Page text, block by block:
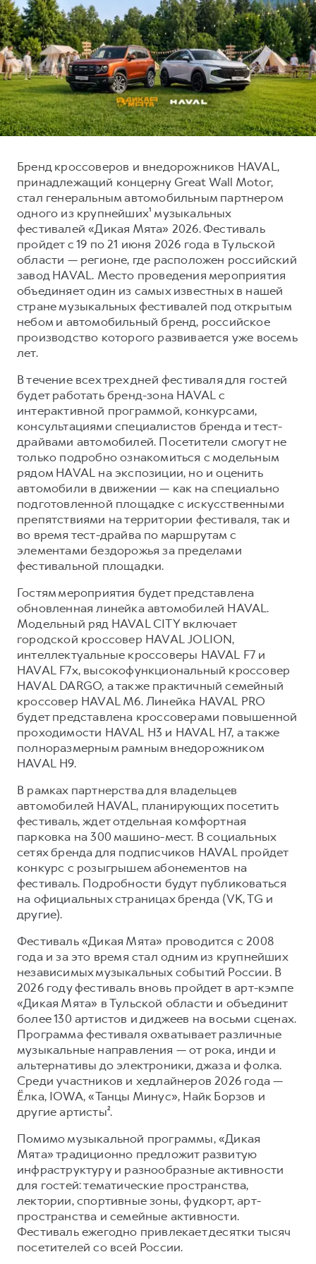
DARGO
от 3 199 000 ₽
DARGO X
от 3 499 000 ₽
F7
от 2 899 000 ₽
F7X
от 3 599 000 ₽
POER
от 3 449 000 ₽
Тест-драйв
Трейд-ин
КРЕДИТ И СТРАХОВАНИЕ
Кредитный калькулятор
Страхование
Кредит
КОРПОРАТИВНЫМ КЛИЕНТАМ
Для малого бизнеса
Корпоративным клиентам
Крупным корпоративным клиентам
Система управления автопарком
Сервис для корпоративных клиентов
HAVAL Лизинг
АКСЕССУАРЫ HAVAL
Автомобильные аксессуары
Коллекция CITY
Коллекция Базовая
Коллекция Детская
СЕРВИСНОЕ ОБСЛУЖИВАНИЕ
Нулевое ТО
Программа «Помощь на дороге»
Регламенты технического обслуживания
Электронный ПТС
GWM Безопасность
Гарантия HAVAL
Мобильное приложение GWM
Программа «HAVAL Защита+»
Руководства по эксплуатации
Подписки
АКСЕССУАРЫ HAVAL
Коллекция CITY
Коллекция Базовая
Коллекция Детская
ИНФОРМАЦИЯ О ДИЛЕРЕ
О дилере
Наша команда
Контакты
Бренд кроссоверов и внедорожников HAVAL,
принадлежащий концерну Great Wall Motor,
стал генеральным автомобильным партнером
одного из крупнейших¹ музыкальных
фестивалей «Дикая Мята» 2026. Фестиваль
пройдет с 19 по 21 июня 2026 года в Тульской
области — регионе, где расположен российский
завод HAVAL. Место проведения мероприятия
объединяет один из самых известных в нашей
стране музыкальных фестивалей под открытым
небом и автомобильный бренд, российское
производство которого развивается уже восемь
лет.
В течение всех трех дней фестиваля для гостей
будет работать бренд-зона HAVAL с
интерактивной программой, конкурсами,
консультациями специалистов бренда и тест-
драйвами автомобилей. Посетители смогут не
только подробно ознакомиться с модельным
рядом HAVAL на экспозиции, но и оценить
автомобили в движении — как на специально
подготовленной площадке с искусственными
препятствиями на территории фестиваля, так и
во время тест-драйва по маршрутам с
элементами бездорожья за пределами
фестивальной площадки.
Гостям мероприятия будет представлена
обновленная линейка автомобилей HAVAL.
Модельный ряд HAVAL CITY включает
городской кроссовер HAVAL JOLION,
интеллектуальные кроссоверы HAVAL F7 и
HAVAL F7x, высокофункциональный кроссовер
HAVAL DARGO, а также практичный семейный
кроссовер HAVAL M6. Линейка HAVAL PRO
будет представлена кроссоверами повышенной
проходимости HAVAL H3 и HAVAL H7, а также
полноразмерным рамным внедорожником
HAVAL H9.
В рамках партнерства для владельцев
автомобилей HAVAL, планирующих посетить
фестиваль, ждет отдельная комфортная
парковка на 300 машино-мест. В социальных
сетях бренда для подписчиков HAVAL пройдет
конкурс с розыгрышем абонементов на
фестиваль. Подробности будут публиковаться
на официальных страницах бренда (VK, TG и
другие).
Фестиваль «Дикая Мята» проводится с 2008
года и за это время стал одним из крупнейших
независимых музыкальных событий России. В
2026 году фестиваль вновь пройдет в арт-кэмпе
«Дикая Мята» в Тульской области и объединит
более 130 артистов и диджеев на восьми сценах.
Программа фестиваля охватывает различные
музыкальные направления — от рока, инди и
альтернативы до электроники, джаза и фолка.
Среди участников и хедлайнеров 2026 года —
Ёлка, IOWA, «Танцы Минус», Найк Борзов и
другие артисты².
Помимо музыкальной программы, «Дикая
Мята» традиционно предложит развитую
инфраструктуру и разнообразные активности
для гостей: тематические пространства,
лектории, спортивные зоны, фудкорт, арт-
пространства и семейные активности.
Фестиваль ежегодно привлекает десятки тысяч
посетителей со всей России.